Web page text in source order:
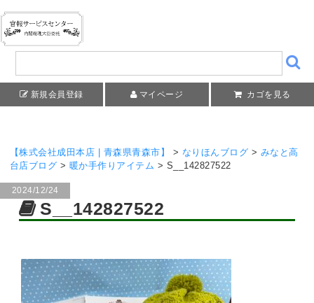
新規会員登録 マイページ カゴを見る
【株式会社成田本店 | 青森県青森市】 > なりほんブログ > みなと高
台店ブログ > 暖か手作りアイテム > S__142827522
2024/12/24
S__142827522